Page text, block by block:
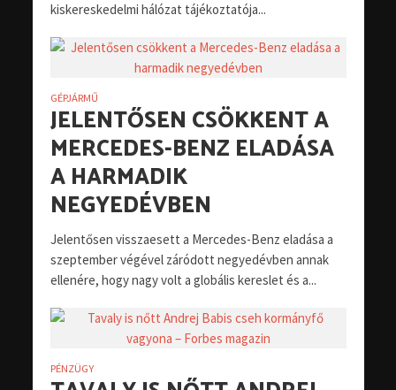
kiskereskedelmi hálózat tájékoztatója...
GÉPJÁRMŰ
JELENTŐSEN CSÖKKENT A
MERCEDES-BENZ ELADÁSA
A HARMADIK
NEGYEDÉVBEN
Jelentősen visszaesett a Mercedes-Benz eladása a
szeptember végével záródott negyedévben annak
ellenére, hogy nagy volt a globális kereslet és a...
PÉNZÜGY